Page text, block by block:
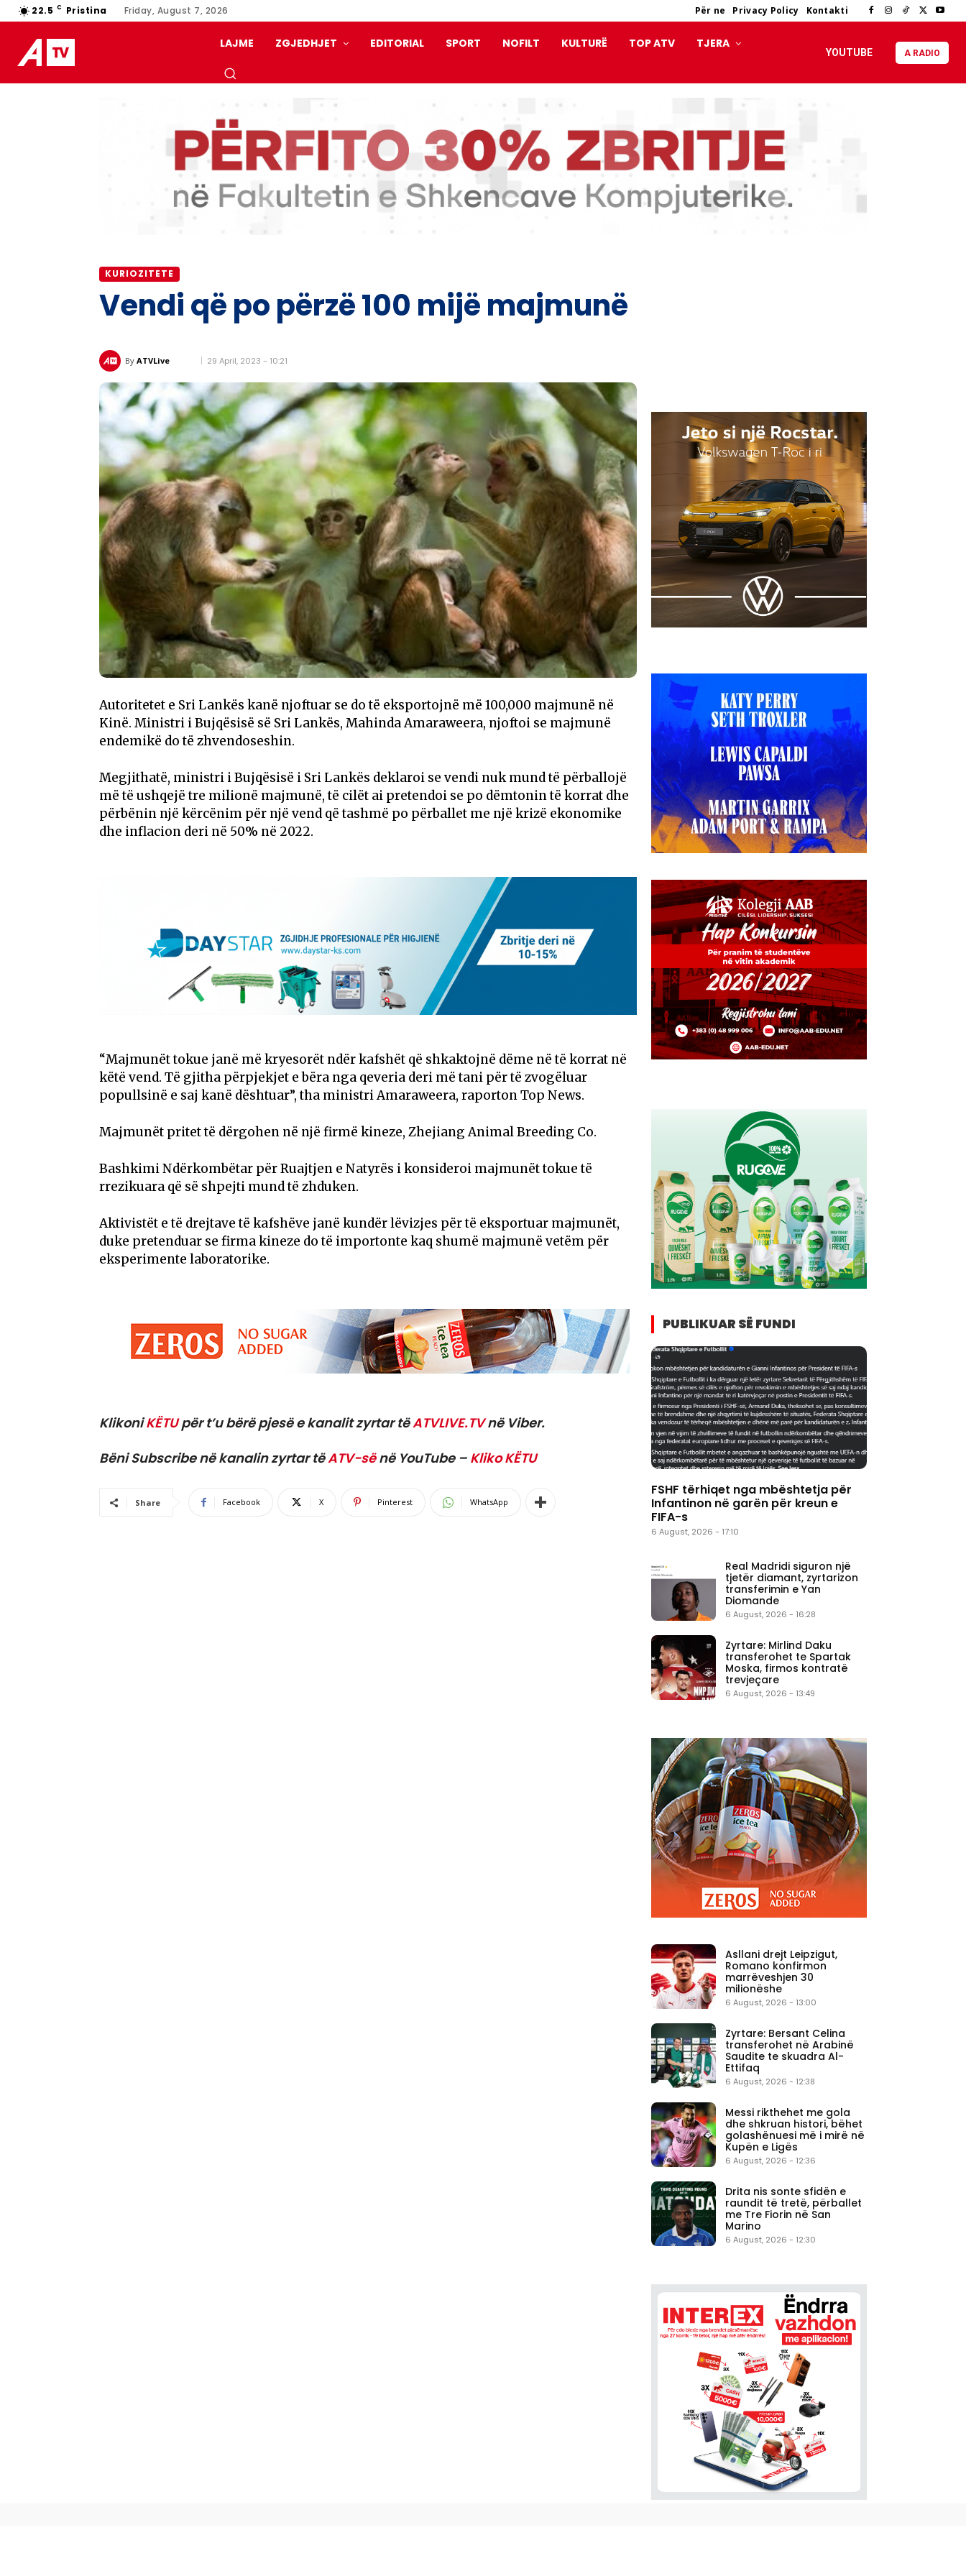
22.5 C Pristina Friday, August 7, 2026 Për ne Privacy Policy Kontakti
LAJME ZGJEDHJET EDITORIAL SPORT NOFILT KULTURË TOP ATV TJERA
YOUTUBE A RADIO
KURIOZITETE
​Vendi që po përzë 100 mijë majmunë
By ATVLive 29 April, 2023 - 10:21
Autoritetet e Sri Lankës kanë njoftuar se do të eksportojnë më 100,000 majmunë në
Kinë. Ministri i Bujqësisë së Sri Lankës, Mahinda Amaraweera, njoftoi se majmunë
endemikë do të zhvendoseshin.
Megjithatë, ministri i Bujqësisë i Sri Lankës deklaroi se vendi nuk mund të përballojë
më të ushqejë tre milionë majmunë, të cilët ai pretendoi se po dëmtonin të korrat dhe
përbënin një kërcënim për një vend që tashmë po përballet me një krizë ekonomike
dhe inflacion deri në 50% në 2022.
“Majmunët tokue janë më kryesorët ndër kafshët që shkaktojnë dëme në të korrat në
këtë vend. Të gjitha përpjekjet e bëra nga qeveria deri më tani për të zvogëluar
popullsinë e saj kanë dështuar”, tha ministri Amaraweera, raporton Top News.
Majmunët pritet të dërgohen në një firmë kineze, Zhejiang Animal Breeding Co.
Bashkimi Ndërkombëtar për Ruajtjen e Natyrës i konsideroi majmunët tokue të
rrezikuara që së shpejti mund të zhduken.
Aktivistët e të drejtave të kafshëve janë kundër lëvizjes për të eksportuar majmunët,
duke pretenduar se firma kineze do të importonte kaq shumë majmunë vetëm për
eksperimente laboratorike.
KlikoniKËTUpër t’u bërë pjesë e kanalit zyrtar tëATVLIVE.TVnë Viber.
Bëni Subscribe në kanalin zyrtar tëATV-sënë YouTube – Kliko KËTU
Share Facebook X Pinterest WhatsApp
PUBLIKUAR SË FUNDI
FSHF tërhiqet nga mbështetja për
Infantinon në garën për kreun e
FIFA-s
6 August, 2026 - 17:10
Real Madridi siguron një
tjetër diamant, zyrtarizon
transferimin e Yan
Diomande
6 August, 2026 - 16:28
Zyrtare: Mirlind Daku
transferohet te Spartak
Moska, firmos kontratë
trevjeçare
6 August, 2026 - 13:49
Asllani drejt Leipzigut,
Romano konfirmon
marrëveshjen 30
milionëshe
6 August, 2026 - 13:00
Zyrtare: Bersant Celina
transferohet në Arabinë
Saudite te skuadra Al-
Ettifaq
6 August, 2026 - 12:38
Messi rikthehet me gola
dhe shkruan histori, bëhet
golashënuesi më i mirë në
Kupën e Ligës
6 August, 2026 - 12:36
Drita nis sonte sfidën e
raundit të tretë, përballet
me Tre Fiorin në San
Marino
6 August, 2026 - 12:30